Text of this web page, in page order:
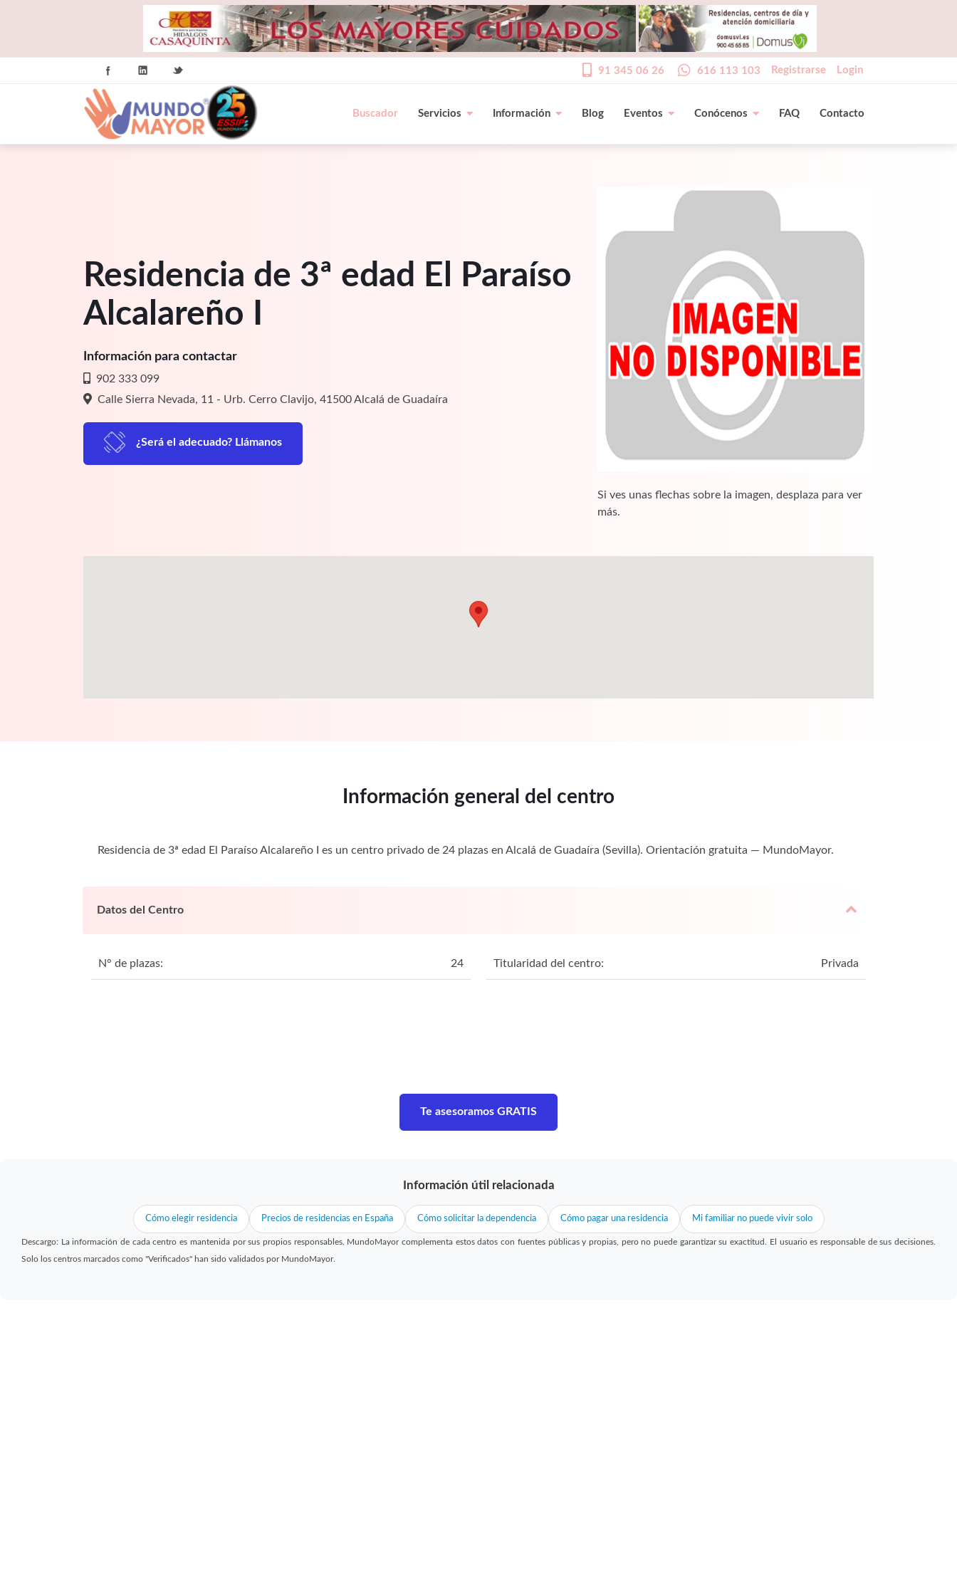
91 345 06 26 616 113 103 Registrarse Login
Buscador Servicios Información Blog Eventos Conócenos FAQ Contacto
Residencia de 3ª edad El Paraíso
Alcalareño I
Información para contactar
902 333 099
Calle Sierra Nevada, 11 - Urb. Cerro Clavijo, 41500 Alcalá de Guadaíra
¿Será el adecuado? Llámanos
Si ves unas flechas sobre la imagen, desplaza para ver
más.
Información general del centro
Residencia de 3ª edad El Paraíso Alcalareño I es un centro privado de 24 plazas en Alcalá de Guadaíra (Sevilla). Orientación gratuita — MundoMayor.
Datos del Centro
N° de plazas: 24 Titularidad del centro: Privada
Te asesoramos GRATIS
Información útil relacionada
Cómo elegir residencia Precios de residencias en España Cómo solicitar la dependencia Cómo pagar una residencia Mi familiar no puede vivir solo
Descargo: La información de cada centro es mantenida por sus propios responsables. MundoMayor complementa estos datos con fuentes públicas y propias, pero no puede garantizar su exactitud. El usuario es responsable de sus decisiones.
Solo los centros marcados como "Verificados" han sido validados por MundoMayor.